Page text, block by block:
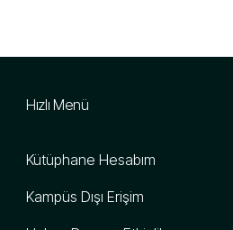
Hızlı Menü
Kütüphane Hesabım
Kampüs Dışı Erişim